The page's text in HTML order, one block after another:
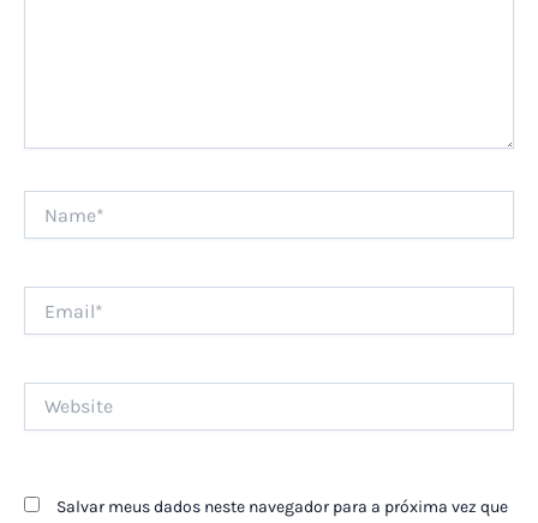
Salvar meus dados neste navegador para a próxima vez que